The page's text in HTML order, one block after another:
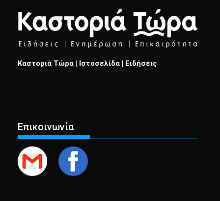
Καστοριά Τώρα | Ιστοσελίδα | Ειδήσεις
Επικοινωνία